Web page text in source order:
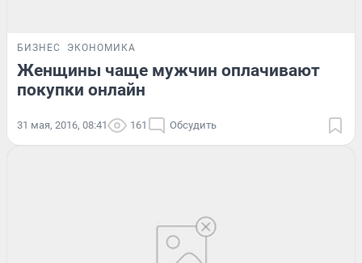
БИЗНЕС ЭКОНОМИКА
Женщины чаще мужчин оплачивают
покупки онлайн
31 мая, 2016, 08:41 161 Обсудить